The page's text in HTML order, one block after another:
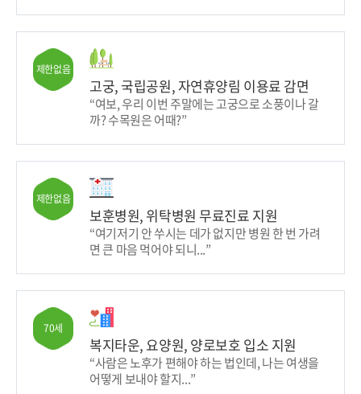
제한없음
고궁, 국립공원, 자연휴양림 이용료 감면
“여보, 우리 이번 주말에는 고궁으로 소풍이나 갈
까? 수목원은 어때?”
제한없음
보훈병원, 위탁병원 무료진료 지원
“여기저기 안 쑤시는 데가 없지만 병원 한 번 가려
면 큰 마음 먹어야 되니...”
70세
복지타운, 요양원, 양로보호 입소 지원
“사람은 노후가 편해야 하는 법인데, 나는 여생을
어떻게 보내야 할지...”